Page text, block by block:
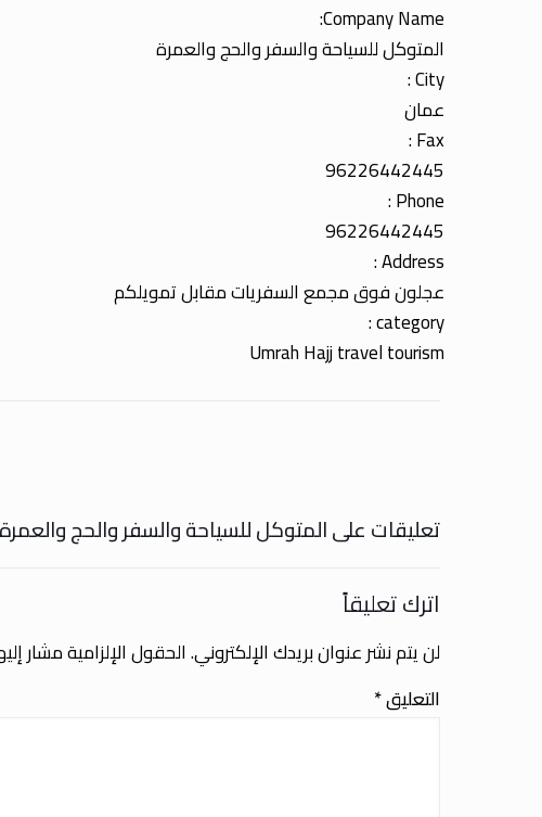
Company Name:
المتوكل للسياحة والسفر والحج والعمرة
City :
عمان
Fax :
96226442445
Phone :
96226442445
Address :
عجلون فوق مجمع السفريات مقابل تمويلكم
category :
Umrah Hajj travel tourism
تعليقات على المتوكل للسياحة والسفر والحج والعمرة
اترك تعليقاً
لن يتم نشر عنوان بريدك الإلكتروني.الحقول الإلزامية مشار
التعليق*